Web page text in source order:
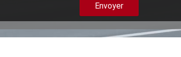
Envoyer